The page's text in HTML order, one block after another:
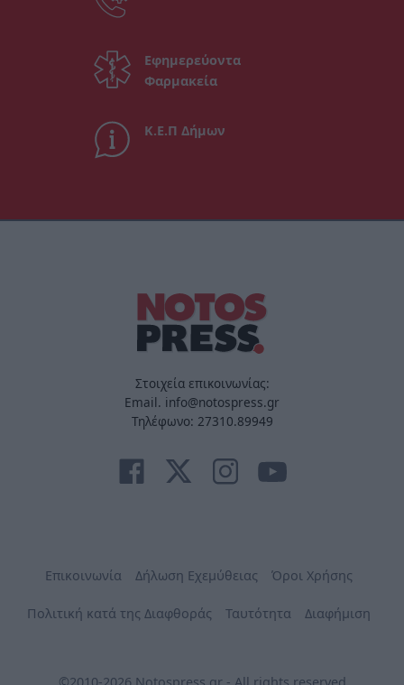
Εφημερεύοντα
Φαρμακεία
Κ.Ε.Π Δήμων
Στοιχεία επικοινωνίας:
Email. info@notospress.gr
Τηλέφωνο: 27310.89949
Επικοινωνία Δήλωση Εχεμύθειας Όροι Χρήσης
Πολιτική κατά της Διαφθοράς Ταυτότητα Διαφήμιση